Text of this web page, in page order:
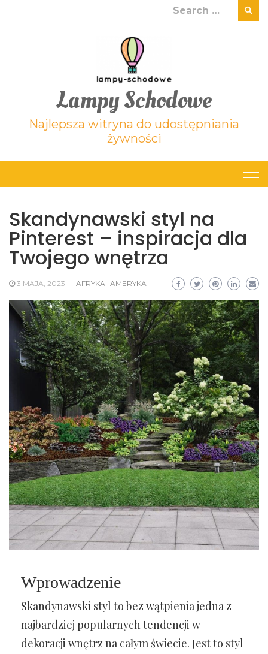
Search
Lampy Schodowe
Najlepsza witryna do udostępniania
żywności
Skandynawski styl na
Pinterest – inspiracja dla
Twojego wnętrza
3 MAJA, 2023 AFRYKA AMERYKA
Wprowadzenie
Skandynawski styl to bez wątpienia jedna z
najbardziej popularnych tendencji w
dekoracji wnętrz na całym świecie. Jest to styl